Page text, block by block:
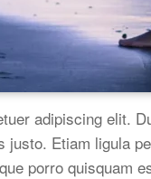
adipiscing elit.
justo. Etiam ligula
porro quisquam